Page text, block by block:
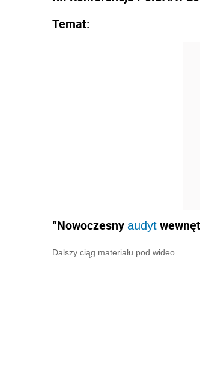
Temat:
“Nowoczesny audyt
Dalszy ciąg materiału pod wideo